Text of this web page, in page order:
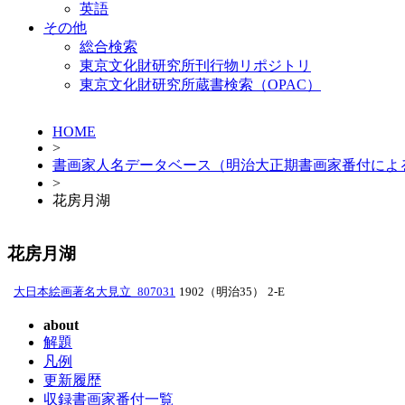
英語
その他
総合検索
東京文化財研究所刊行物リポジトリ
東京文化財研究所蔵書検索（OPAC）
HOME
>
書画家人名データベース（明治大正期書画家番付によ
>
花房月湖
花房月湖
大日本絵画著名大見立_807031 1902（明治35） 2-E
about
解題
凡例
更新履歴
収録書画家番付一覧